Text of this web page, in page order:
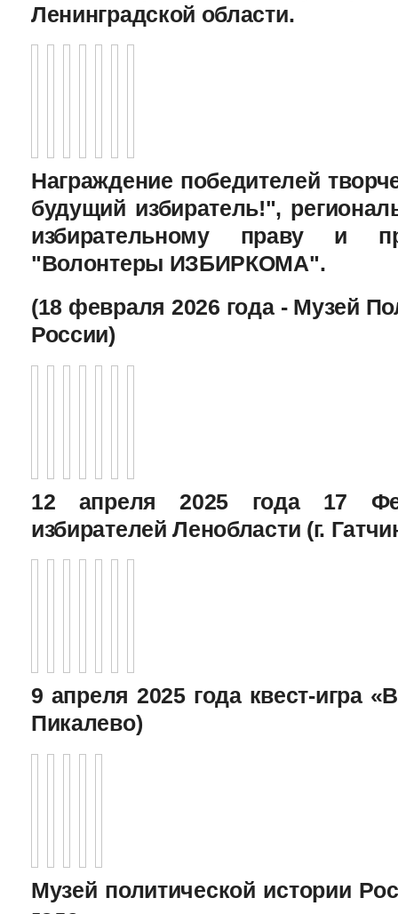
Ленинградской области.
Награждение победителей
будущий избиратель!",
избирательному праву и
"Волонтеры ИЗБИРКОМА".
(18 февраля 2026 года - Музей
России)
12 апреля 2025 года 17
избирателей Ленобласти (г.
9 апреля 2025 года квест-игра
Пикалево)
Музей политической истории